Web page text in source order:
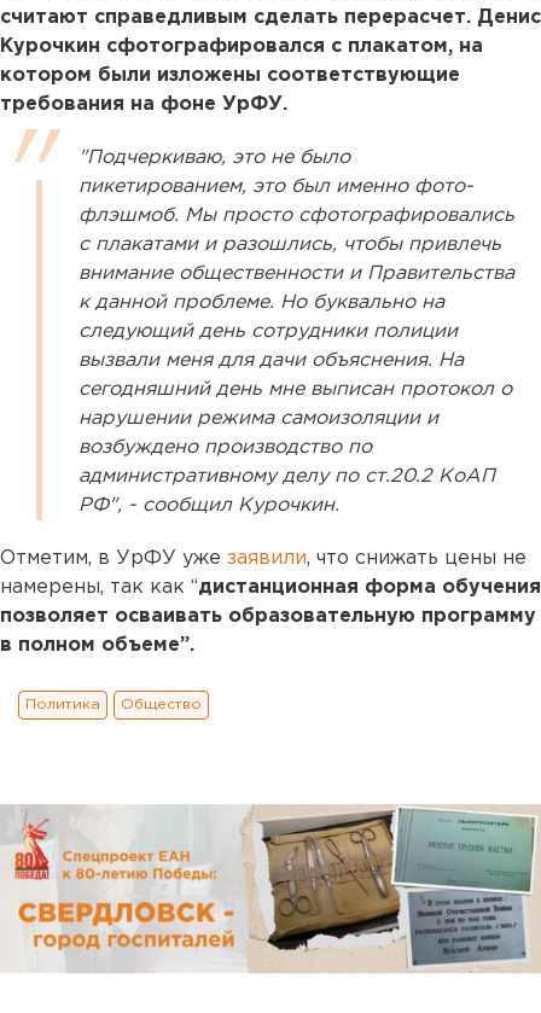
считают справедливым сделать перерасчет. Денис
Курочкин сфотографировался с плакатом, на
котором были изложены соответствующие
требования на фоне УрФУ.
"Подчеркиваю, это не было
пикетированием, это был именно фото-
флэшмоб. Мы просто сфотографировались
с плакатами и разошлись, чтобы привлечь
внимание общественности и Правительства
к данной проблеме. Но буквально на
следующий день сотрудники полиции
вызвали меня для дачи объяснения. На
сегодняшний день мне выписан протокол о
нарушении режима самоизоляции и
возбуждено производство по
административному делу по ст.20.2 КоАП
РФ", - сообщил Курочкин.
Отметим, в УрФУ уже заявили, что снижать цены не
намерены, так как “дистанционная форма обучения
позволяет осваивать образовательную программу
в полном объеме”.
Политика Общество